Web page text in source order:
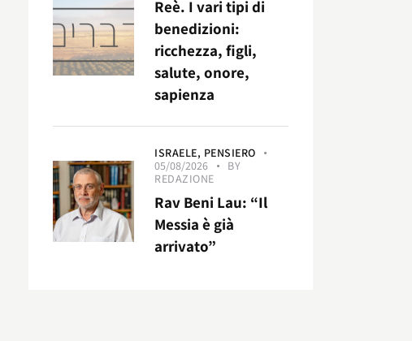
Reè. I vari tipi di
benedizioni:
ricchezza, figli,
salute, onore,
sapienza
ISRAELE, PENSIERO
05/08/2026
BY
REDAZIONE
Rav Beni Lau: “Il
Messia è già
arrivato”